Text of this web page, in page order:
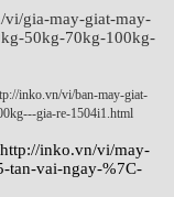
gia-may-giat-may-
50kg-70kg-100kg-
inko.vn/vi/ban-may-giat-
gia-re-1504i1.html
http://inko.vn/vi/may-
tan-vai-ngay-%7C-